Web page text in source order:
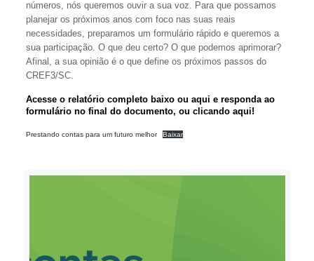
números, nós queremos ouvir a sua voz. Para que possamos
planejar os próximos anos com foco nas suas reais
necessidades, preparamos um formulário rápido e queremos a
sua participação. O que deu certo? O que podemos aprimorar?
Afinal, a sua opinião é o que define os próximos passos do
CREF3/SC.
Acesse o relatório completo baixo ouaqui e responda ao
formulário no final do documento, ou clicandoaqui!
Prestando contas para um futuro melhor Baixar